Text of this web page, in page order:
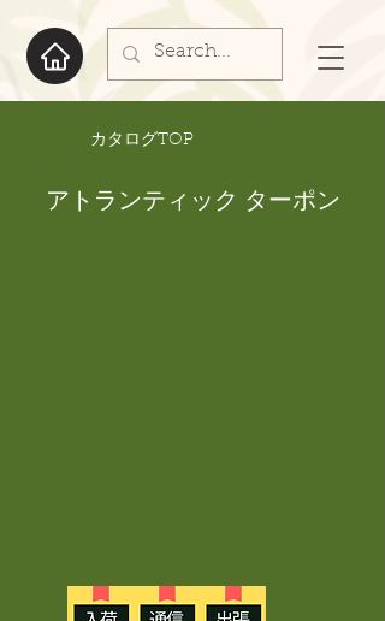
​カタログTOP
アトランティック ターポン